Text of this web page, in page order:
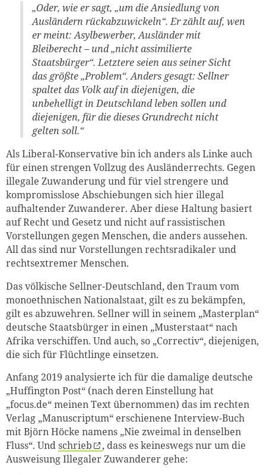
„Oder, wie er sagt, „um die Ansiedlung von
Ausländern rückabzuwickeln“. Er zählt auf, wen
er meint: Asylbewerber, Ausländer mit
Bleiberecht – und „nicht assimilierte
Staatsbürger“. Letztere seien aus seiner Sicht
das größte „Problem“. Anders gesagt: Sellner
spaltet das Volk auf in diejenigen, die
unbehelligt in Deutschland leben sollen und
diejenigen, für die dieses Grundrecht nicht
gelten soll.“
Als Liberal-Konservative bin ich anders als Linke auch
für einen strengen Vollzug des Ausländerrechts. Gegen
illegale Zuwanderung und für viel strengere und
kompromisslose Abschiebungen sich hier illegal
aufhaltender Zuwanderer. Aber diese Haltung basiert
auf Recht und Gesetz und nicht auf rassistischen
Vorstellungen gegen Menschen, die anders aussehen.
All das sind nur Vorstellungen rechtsradikaler und
rechtsextremer Menschen.
Das völkische Sellner-Deutschland, den Traum vom
monoethnischen Nationalstaat, gilt es zu bekämpfen,
gilt es abzuwehren. Sellner will in seinem „Masterplan“
deutsche Staatsbürger in einen „Musterstaat“ nach
Afrika verschiffen. Und auch, so „Correctiv“, diejenigen,
die sich für Flüchtlinge einsetzen.
Anfang 2019 analysierte ich für die damalige deutsche
„Huffington Post“ (nach deren Einstellung hat
„focus.de“ meinen Text übernommen) das im rechten
Verlag „Manuscriptum“ erschienene Interview-Buch
mit Björn Höcke namens „Nie zweimal in denselben
Fluss“. Undschrieb
, dass es keineswegs nur um die
Ausweisung Illegaler Zuwanderer gehe: